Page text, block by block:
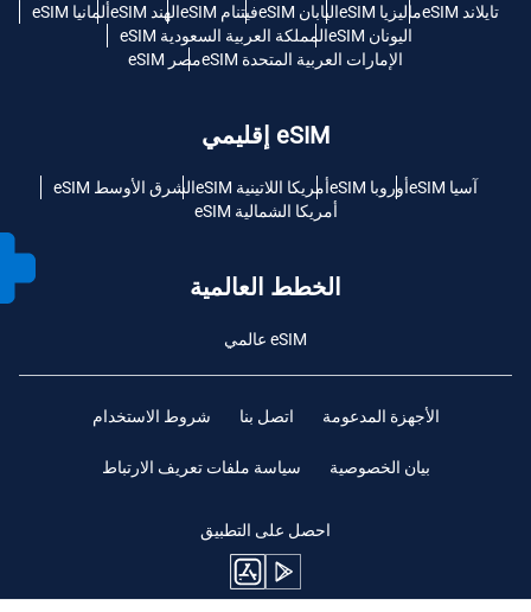
تايلاند eSIM
ماليزيا eSIM اليابان eSIM فيتنام eSIM الهند eSIM
ألمانيا eSIM
اليونان eSIM
المملكة العربية السعودية eSIM
الإمارات العربية المتحدة eSIM
مصر eSIM
eSIM إقليمي
آسيا eSIM أوروبا eSIM أمريكا اللاتينية eSIM
الشرق الأوسط eSIM
أمريكا الشمالية eSIM
الخطط العالمية
eSIM عالمي
الأجهزة المدعومة اتصل بنا شروط الاستخدام
بيان الخصوصية سياسة ملفات تعريف الارتباط
احصل على التطبيق